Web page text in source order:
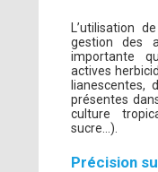
L’utilisation
gestion des
importante
actives
lianescentes,
présentes
culture
sucre…).
Précision